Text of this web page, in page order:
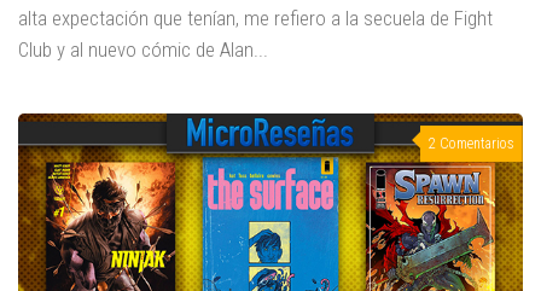
alta expectación que tenían, me refiero a la secuela de Fight
Club y al nuevo cómic de Alan...
2 Comentarios